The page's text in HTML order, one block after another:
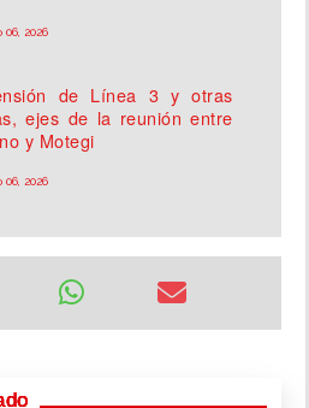
06, 2026
de Línea 3 y otras
ejes de la reunión entre
y Motegi
06, 2026